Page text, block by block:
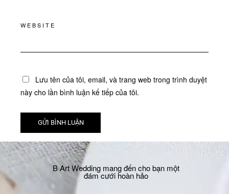
WEBSITE
Lưu tên của tôi, email, và trang web trong trình duyệt
này cho lần bình luận kế tiếp của tôi.
B Art Wedding mang đến cho bạn một
đám cưới hoàn hảo